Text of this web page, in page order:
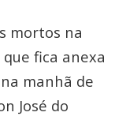
mortos na
fica anexa
na manhã de
José do